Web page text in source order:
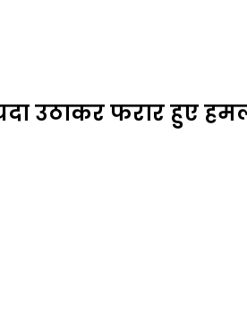
उठाकर फरार हुए